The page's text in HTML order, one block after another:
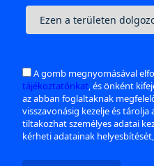
A gomb megnyomásával
tájékoztatónkat, és önként
az abban foglaltaknak
visszavonásig kezelje és
tiltakozhat személyes adatai
kérheti adatainak